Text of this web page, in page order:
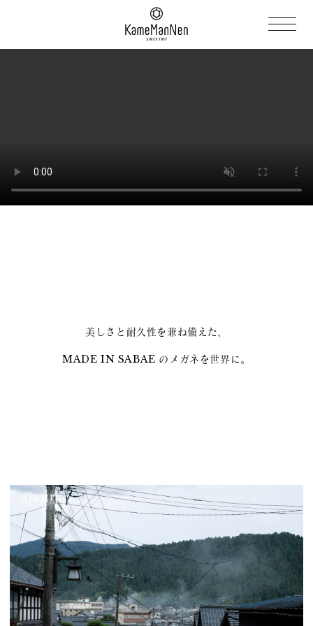
美しさと耐久性を兼ね備えた、
MADE IN SABAE のメガネを世界に。
ABOUT